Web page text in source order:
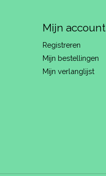
Mijn account
Registreren
Mijn bestellingen
Mijn verlanglijst